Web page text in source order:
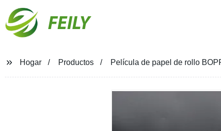
FEILY
Hogar Productos Película de papel de rollo